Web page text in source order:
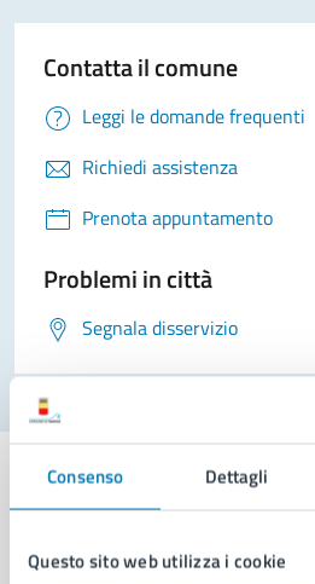
Consenso Dettagli
Questo sito web utilizza i cookie
Contatta il comune
Leggi le domande frequenti
Richiedi assistenza
Prenota appuntamento
Problemi in città
Segnala disservizio
Comune di Napoli